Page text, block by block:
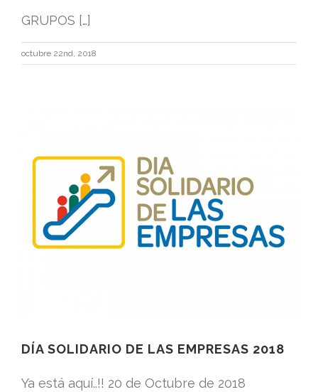
GRUPOS […]
octubre 22nd, 2018
DÍA SOLIDARIO DE LAS EMPRESAS 2018
Ya está aquí..!! 20 de Octubre de 2018